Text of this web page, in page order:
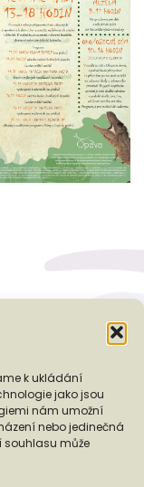
k ukládání
jako jsou
nám umožní
nebo jedinečná
souhlasu může